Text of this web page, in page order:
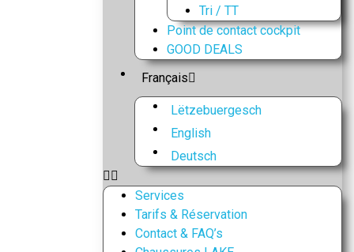
Tri / TT
Point de contact cockpit
GOOD DEALS
Français
Lëtzebuergesch
English
Deutsch
Services
Tarifs & Réservation
Contact & FAQ’s